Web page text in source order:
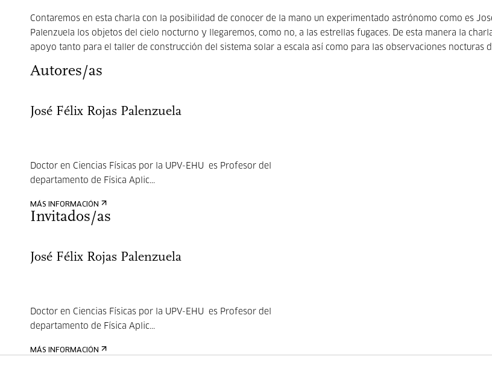
Contaremos en esta charla con la posibilidad de conocer de la mano un experimentado astrónomo como es
Palenzuela los objetos del cielo nocturno y llegaremos, como no, a las estrellas fugaces. De esta manera la
apoyo tanto para el taller de construcción del sistema solar a escala así como para las observaciones nocturas
Autores/as
José Félix Rojas Palenzuela
Doctor en Ciencias Físicas por la UPV-EHU es Profesor del
departamento de Física Aplic...
MÁS INFORMACIÓN
Invitados/as
José Félix Rojas Palenzuela
Doctor en Ciencias Físicas por la UPV-EHU es Profesor del
departamento de Física Aplic...
MÁS INFORMACIÓN